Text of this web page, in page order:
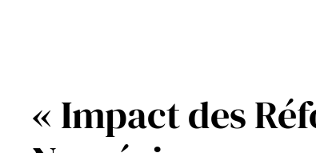
« Impact des